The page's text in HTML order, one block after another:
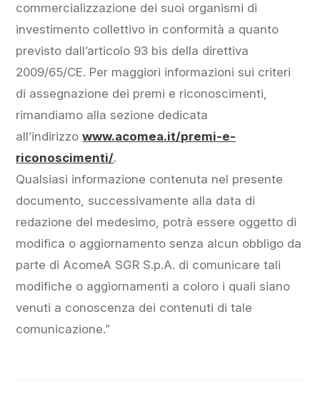
commercializzazione dei suoi organismi di
investimento collettivo in conformità a quanto
previsto dall’articolo 93 bis della direttiva
2009/65/CE. Per maggiori informazioni sui criteri
di assegnazione dei premi e riconoscimenti,
rimandiamo alla sezione dedicata
all’indirizzowww.acomea.it/premi-e-
riconoscimenti/.
Qualsiasi informazione contenuta nel presente
documento, successivamente alla data di
redazione del medesimo, potrà essere oggetto di
modifica o aggiornamento senza alcun obbligo da
parte di AcomeA SGR S.p.A. di comunicare tali
modifiche o aggiornamenti a coloro i quali siano
venuti a conoscenza dei contenuti di tale
comunicazione.”